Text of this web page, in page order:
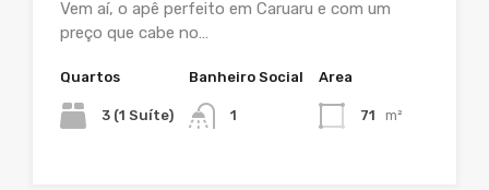
Vem aí, o apê perfeito em Caruaru e com um
preço que cabe no…
Quartos
3 (1 Suíte)
Banheiro Social
1
Area
71 m²